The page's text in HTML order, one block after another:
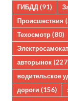
ГИБДД (91)
Происшествия
Техосмотр (80)
Электросамокат
авторынок
водительское
дороги (156)